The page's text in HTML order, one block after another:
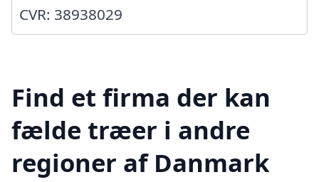
CVR: 38938029
Find et firma der kan
fælde træer i andre
regioner af Danmark